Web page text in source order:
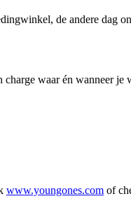
de andere dag
waar én wanneer
www.youngones.com of